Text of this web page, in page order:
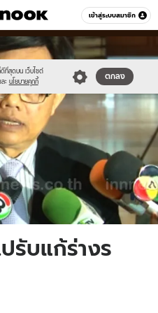
เข้าสู่ระบบสมาชิก
หมวดอื่นๆ
ดีที่สุดบน เว็บไซต์
ละ นโยบายคุกกี้
ตกลง
636051-
รับแก้ร่างร